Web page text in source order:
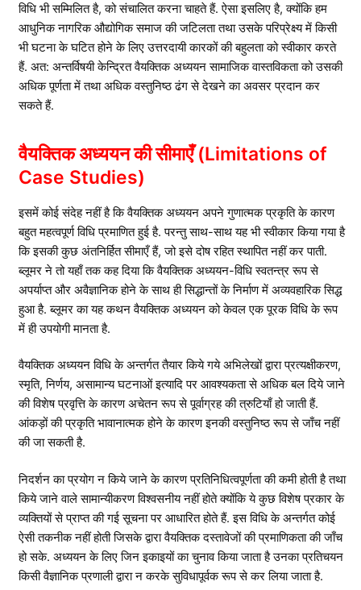
विधि भी सम्मिलित है, को संचालित करना चाहते हैं. ऐसा इसलिए है, क्योंकि हम
आधुनिक नागरिक औद्योगिक समाज की जटिलता तथा उसके परिप्रेक्ष्य में किसी
भी घटना के घटित होने के लिए उत्तरदायी कारकों की बहुलता को स्वीकार करते
हैं. अत: अन्तर्विषयी केन्द्रित वैयक्तिक अध्ययन सामाजिक वास्तविकता को उसकी
अधिक पूर्णता में तथा अधिक वस्तुनिष्ठ ढंग से देखने का अवसर प्रदान कर
सकते हैं.
वैयक्तिक अध्ययन की सीमाएँ(Limitations of
Case Studies)
इसमें कोई संदेह नहीं है कि वैयक्तिक अध्ययन अपने गुणात्मक प्रकृति के कारण
बहुत महत्वपूर्ण विधि प्रमाणित हुई है. परन्तु साथ-साथ यह भी स्वीकार किया गया है
कि इसकी कुछ अंतनिर्हित सीमाएँ हैं, जो इसे दोष रहित स्थापित नहीं कर पाती.
ब्लूमर ने तो यहाँ तक कह दिया कि वैयक्तिक अध्ययन-विधि स्वतन्त्र रूप से
अपर्याप्त और अवैज्ञानिक होने के साथ ही सिद्धान्तों के निर्माण में अव्यवहारिक सिद्ध
हुआ है. ब्लूमर का यह कथन वैयक्तिक अध्ययन को केवल एक पूरक विधि के रूप
में ही उपयोगी मानता है.
वैयक्तिक अध्ययन विधि के अन्तर्गत तैयार किये गये अभिलेखों द्वारा प्रत्यक्षीकरण,
स्मृति, निर्णय, असामान्य घटनाओं इत्यादि पर आवश्यकता से अधिक बल दिये जाने
की विशेष प्रवृत्ति के कारण अचेतन रूप से पूर्वाग्रह की त्रुटियाँ हो जाती हैं.
आंकड़ों की प्रकृति भावानात्मक होने के कारण इनकी वस्तुनिष्ठ रूप से जाँच नहीं
की जा सकती है.
निदर्शन का प्रयोग न किये जाने के कारण प्रतिनिधित्वपूर्णता की कमी होती है तथा
किये जाने वाले सामान्यीकरण विश्वसनीय नहीं होते क्योंकि ये कुछ विशेष प्रकार के
व्यक्तियों से प्राप्त की गई सूचना पर आधारित होते हैं. इस विधि के अन्तर्गत कोई
ऐसी तकनीक नहीं होती जिसके द्वारा वैयक्तिक दस्तावेजों की प्रमाणिकता की जाँच
हो सके. अध्ययन के लिए जिन इकाइयों का चुनाव किया जाता है उनका प्रतिचयन
किसी वैज्ञानिक प्रणाली द्वारा न करके सुविधापूर्वक रूप से कर लिया जाता है.